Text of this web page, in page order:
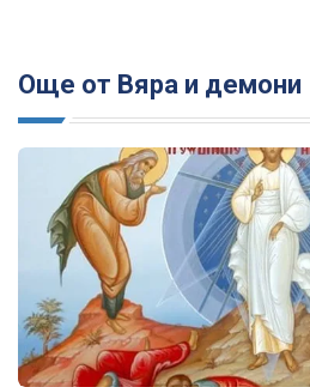
Още от Вяра и демони